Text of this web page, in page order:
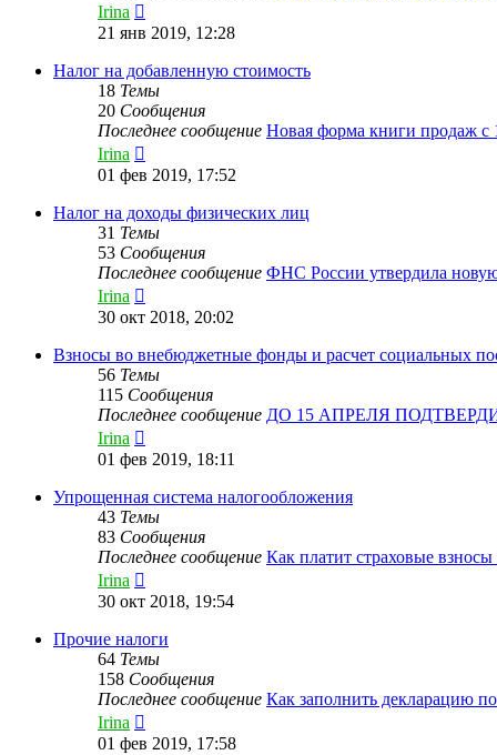
Irina
к
сообщению
21 янв 2019, 12:28
Налог на добавленную стоимость
18 Темы
20 Сообщения
Последнее сообщение Новая форма книги продаж
Irina
к
сообщению
01 фев 2019, 17:52
Налог на доходы физических лиц
31 Темы
53 Сообщения
Последнее сообщение ФНС России утвердила
Irina
к
сообщению
30 окт 2018, 20:02
Взносы во внебюджетные фонды и расчет социальных
56 Темы
115 Сообщения
Последнее сообщение ДО 15 АПРЕЛЯ
Irina
к
сообщению
01 фев 2019, 18:11
Упрощенная система налогообложения
43 Темы
83 Сообщения
Последнее сообщение Как платит страховые
Irina
к
сообщению
30 окт 2018, 19:54
Прочие налоги
64 Темы
158 Сообщения
Последнее сообщение Как заполнить декларацию
Irina
к
01 фев 2019, 17:58